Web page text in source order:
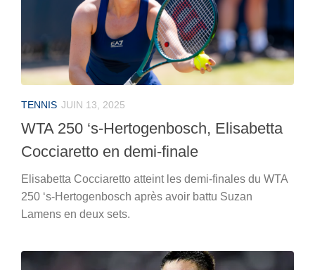
TENNIS JUIN 13, 2025
WTA 250 ‘s-Hertogenbosch, Elisabetta
Cocciaretto en demi-finale
Elisabetta Cocciaretto atteint les demi-finales du WTA
250 ‘s-Hertogenbosch après avoir battu Suzan
Lamens en deux sets.